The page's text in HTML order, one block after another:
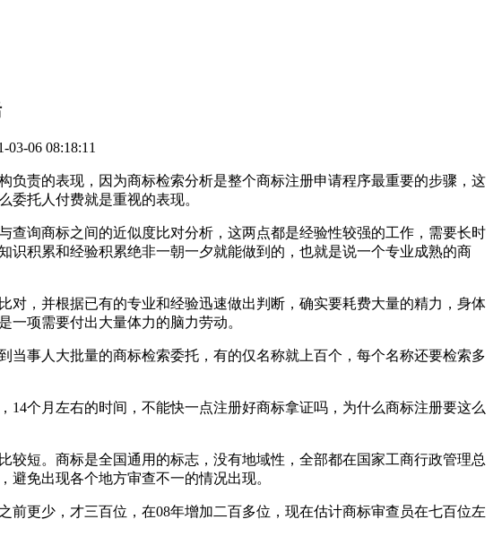
06 08:18:11
责的表现，因为商标检索分析是整个商标注册申请程序最重要的步骤，这
托人付费就是重视的表现。
询商标之间的近似度比对分析，这两点都是经验性较强的工作，需要长时
积累和经验积累绝非一朝一夕就能做到的，也就是说一个专业成熟的商
，并根据已有的专业和经验迅速做出判断，确实要耗费大量的精力，身体
项需要付出大量体力的脑力劳动。
事人大批量的商标检索委托，有的仅名称就上百个，每个名称还要检索多
个月左右的时间，不能快一点注册好商标拿证吗，为什么商标注册要这么
短。商标是全国通用的标志，没有地域性，全部都在国家工商行政管理总
免出现各个地方审查不一的情况出现。
更少，才三百位，在08年增加二百多位，现在估计商标审查员在七百位左